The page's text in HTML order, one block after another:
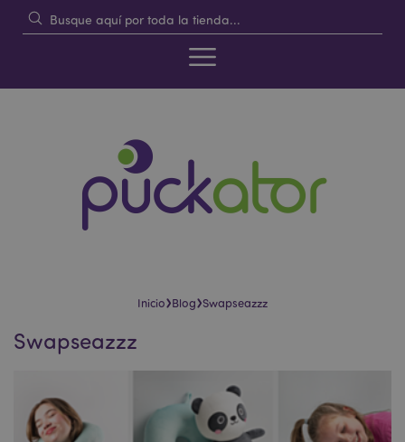
Inicio›Blog›Swapseazzz
Swapseazzz